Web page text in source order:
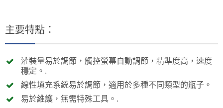
主要特點：
灌裝量易於調節，觸控螢幕自動調節，精準度高，速度
穩定。.
線性填充系統易於調節，適用於多種不同類型的瓶子。
易於維護，無需特殊工具。.